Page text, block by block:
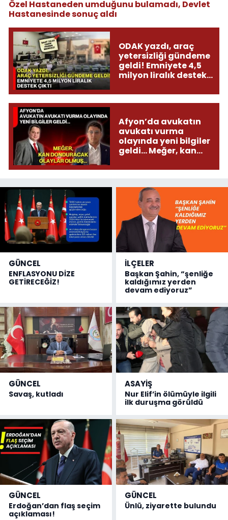
Özel Hastaneden umduğunu bulamadı, Devlet
Hastanesinde sonuç aldı
ODAK yazdı, araç
yetersizliği gündeme
geldi! Emniyete 4,5
milyon liralık destek
Afyon’da avukatın
avukatı vurma
olayında yeni bilgiler
geldi... Meğer, kan
olmuş...
GÜNCEL
ENFLASYONU DİZE
GETİRECEĞİZ!
İLÇELER
Başkan Şahin, “şenliğe
kaldığımız yerden
devam ediyoruz”
GÜNCEL
Savaş, kutladı
ASAYİŞ
Nur Elif’in ölümüyle ilgili
ilk duruşma görüldü
GÜNCEL
Erdoğan’dan flaş seçim
açıklaması!
GÜNCEL
Ünlü, ziyarette bulundu